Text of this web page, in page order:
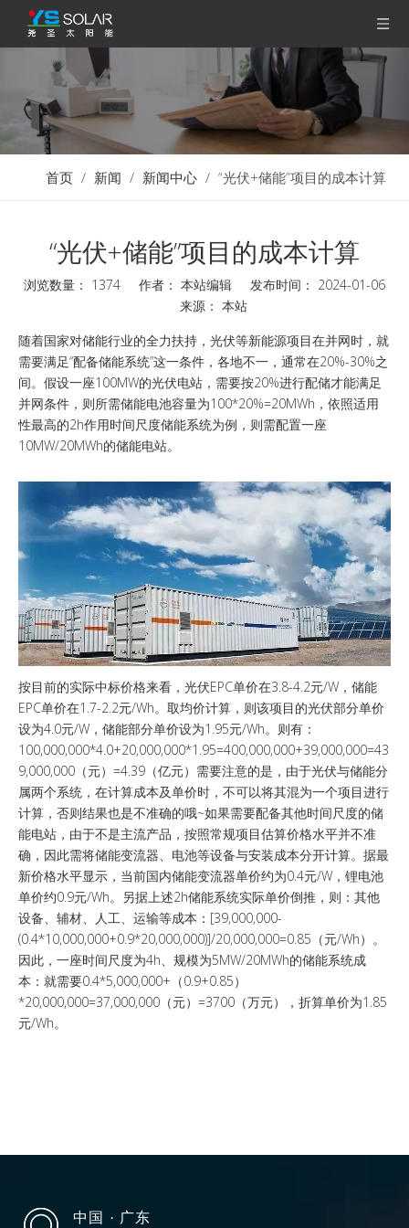
首页 / 新闻 / 新闻中心 / “光伏+储能”项目的成本计算
“光伏+储能”项目的成本计算
浏览数量： 1374 作者： 本站编辑 发布时间： 2024-01-06
来源： 本站
["wechat","weibo","qzone","douban","email"]
随着国家对储能行业的全力扶持，光伏等新能源项目在并网时，就
需要满足“配备储能系统”这一条件，各地不一，通常在20%-30%之
间。假设一座100MW的光伏电站，需要按20%进行配储才能满足
并网条件，则所需储能电池容量为100*20%=20MWh，依照适用
性最高的2h作用时间尺度储能系统为例，则需配置一座
10MW/20MWh的储能电站。
按目前的实际中标价格来看，光伏EPC单价在3.8-4.2元/W，储能
EPC单价在1.7-2.2元/Wh。取均价计算，则该项目的光伏部分单价
设为4.0元/W，储能部分单价设为1.95元/Wh。则有：
100,000,000*4.0+20,000,000*1.95=400,000,000+39,000,000=43
9,000,000（元）=4.39（亿元）需要注意的是，由于光伏与储能分
属两个系统，在计算成本及单价时，不可以将其混为一个项目进行
计算，否则结果也是不准确的哦~如果需要配备其他时间尺度的储
能电站，由于不是主流产品，按照常规项目估算价格水平并不准
确，因此需将储能变流器、电池等设备与安装成本分开计算。据最
新价格水平显示，当前国内储能变流器单价约为0.4元/W，锂电池
单价约0.9元/Wh。另据上述2h储能系统实际单价倒推，则：其他
设备、辅材、人工、运输等成本：[39,000,000-
(0.4*10,000,000+0.9*20,000,000)]/20,000,000=0.85（元/Wh）。
因此，一座时间尺度为4h、规模为5MW/20MWh的储能系统成
本：就需要0.4*5,000,000+（0.9+0.85）
*20,000,000=37,000,000（元）=3700（万元），折算单价为1.85
元/Wh。
中国 · 广东